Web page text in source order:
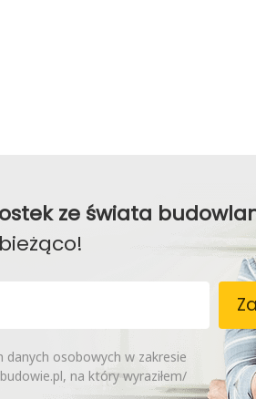
ze świata
osobowych w zakresie
na który wyraziłem/